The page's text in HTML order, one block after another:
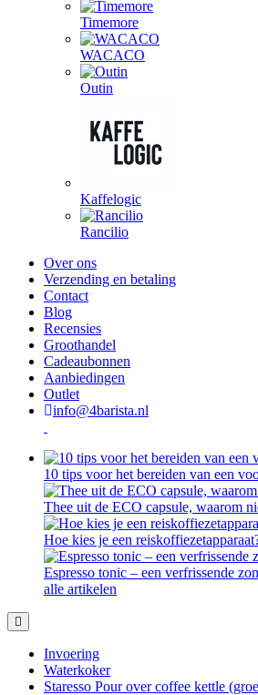
Timemore
WACACO
Outin
Kaffelogic
Rancilio
Over ons
Verzending en betaling
Contact
Blog
Recensies
Groothandel
Cadeaubonnen
Aanbiedingen
Outlet
info@4barista.nl
10 tips voor het bereiden van een
Thee uit de ECO capsule, waarom
Hoe kies je een
Espresso tonic – een verfrissende
alle artikelen
Invoering
Waterkoker
Staresso Pour over coffee kettle